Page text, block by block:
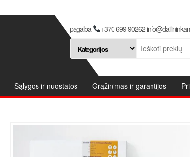
pagalba +370 699 90262
Sąlygos ir nuostatos Grąžinimas ir garantijos